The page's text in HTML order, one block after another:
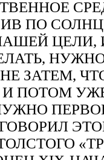
ПО
ЦЕЛИ,
ЗАТЕМ,
ПОТОМ